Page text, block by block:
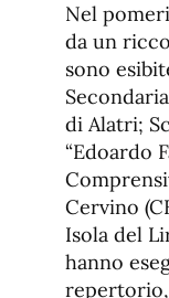
Nel
da un
sono
di Alatri;
“Edoardo
Cervino
Isola del
hanno